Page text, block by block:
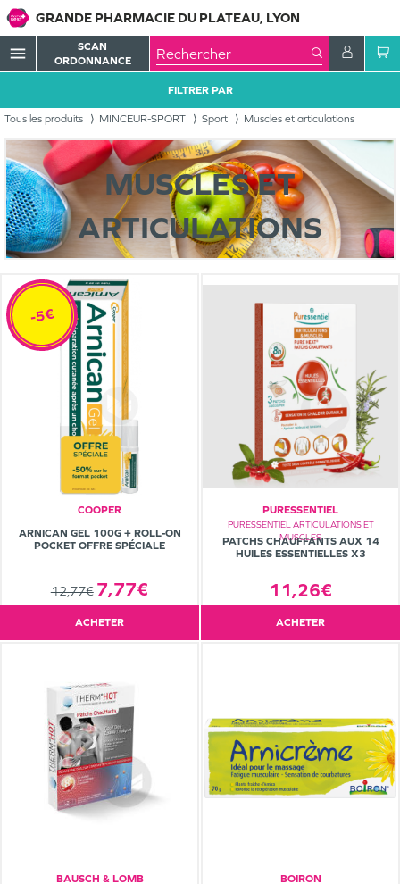
GRANDE PHARMACIE DU PLATEAU, LYON
menu
SCAN
ORDONNANCE
Tous les produits MINCEUR-SPORT Sport Muscles et articulations
FILTRER PAR
MUSCLES ET
ARTICULATIONS
COOPER
ARNICAN GEL 100G + ROLL-ON
POCKET OFFRE SPÉCIALE
12,77€ 7,77€
-5€
ACHETER
PURESSENTIEL
PURESSENTIEL ARTICULATIONS ET
MUSCLES
PATCHS CHAUFFANTS AUX 14
HUILES ESSENTIELLES X3
11,26€
ACHETER
BAUSCH & LOMB
BOIRON